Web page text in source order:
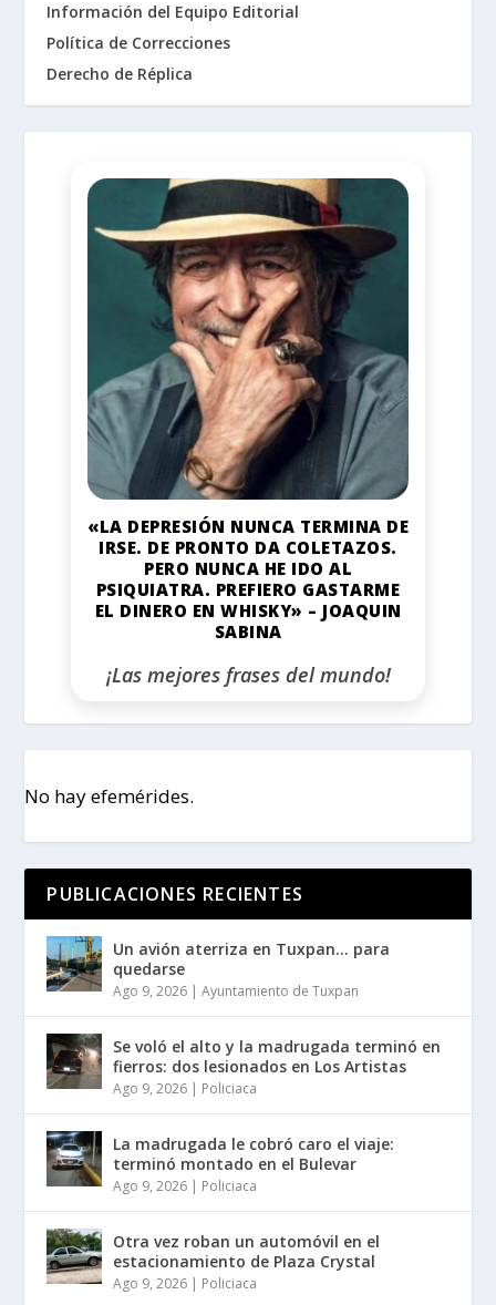
Información del Equipo Editorial
Política de Correcciones
Derecho de Réplica
«LA DEPRESIÓN NUNCA TERMINA DE
IRSE. DE PRONTO DA COLETAZOS.
PERO NUNCA HE IDO AL
PSIQUIATRA. PREFIERO GASTARME
EL DINERO EN WHISKY» – JOAQUIN
SABINA
¡Las mejores frases del mundo!
No hay efemérides.
PUBLICACIONES RECIENTES
Un avión aterriza en Tuxpan… para
quedarse
Ago 9, 2026 |Ayuntamiento de Tuxpan
Se voló el alto y la madrugada terminó en
fierros: dos lesionados en Los Artistas
Ago 9, 2026 | Policiaca
La madrugada le cobró caro el viaje:
terminó montado en el Bulevar
Ago 9, 2026 | Policiaca
Otra vez roban un automóvil en el
estacionamiento de Plaza Crystal
Ago 9, 2026 | Policiaca